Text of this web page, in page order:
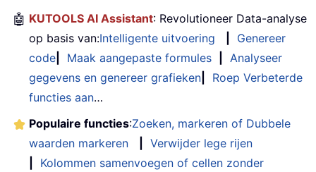
🤖 KUTOOLS AI Assistant: Revolutioneer Data-analyse
op basis van:Intelligente uitvoering
Genereer
code
Maak aangepaste formules
Analyseer
gegevens en genereer grafieken
Roep Verbeterde
functies aan…
Populaire functies:Zoeken, markeren of Dubbele
waarden markeren
Verwijder lege rijen
Kolommen samenvoegen of cellen zonder